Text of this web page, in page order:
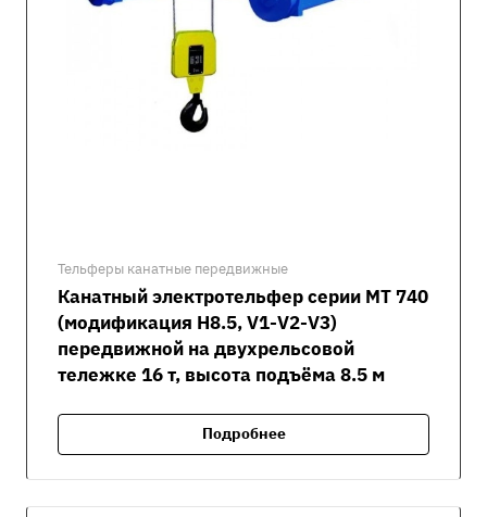
Тельферы канатные передвижные
Канатный электротельфер серии MT 740
(модификация H8.5, V1-V2-V3)
передвижной на двухрельсовой
тележке 16 т, высота подъёма 8.5 м
Подробнее